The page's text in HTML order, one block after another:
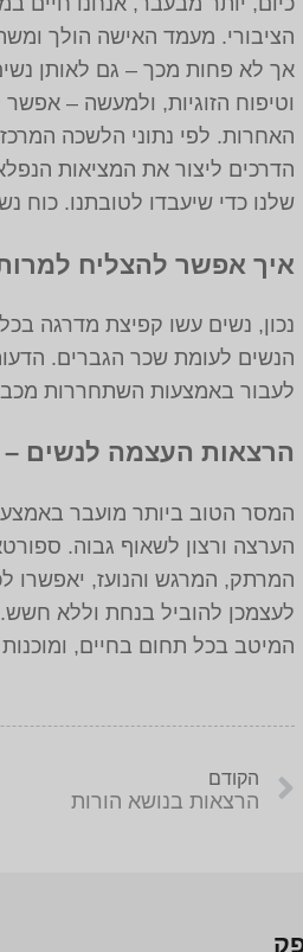
הציבורי. מעמד האישה הולך
אך לא פחות מכך – גם לאותן
וטיפוח הזוגיות, ולמעשה –
הדרכים ליצור את המציאות
שלנו כדי שיעבדו לטובתנו. כוח
איך אפשר להצליח
נכון, נשים עשו קפיצת מדרגה
הנשים לעומת שכר הגברים.
לעבור באמצעות השתחררות
הרצאות העצמה לנשים –
המסר הטוב ביותר מועבר
הערצה ורצון לשאוף גבוה.
המרתק, המרגש והנועז, יאפשרו
לעצמכן להוביל בנחת וללא חשש.
המיטב בכל תחום בחיים,
הקודם
הרצאות בנושא הורות